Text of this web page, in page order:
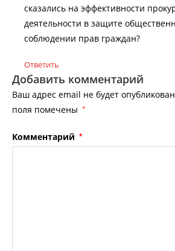
сказались на эффективности
деятельности в защите
соблюдении прав граждан?
Ответить
Добавить комментарий
Ваш адрес email не будет
поля помечены *
Комментарий *